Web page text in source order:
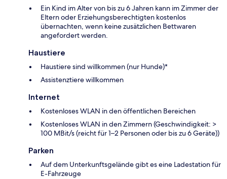
Ein Kind im Alter von bis zu 6 Jahren kann im Zimmer der
Eltern oder Erziehungsberechtigten kostenlos
übernachten, wenn keine zusätzlichen Bettwaren
angefordert werden.
Haustiere
Haustiere sind willkommen (nur Hunde)*
Assistenztiere willkommen
Internet
Kostenloses WLAN in den öffentlichen Bereichen
Kostenloses WLAN in den Zimmern (Geschwindigkeit: >
100 MBit/s (reicht für 1–2 Personen oder bis zu 6 Geräte))
Parken
Auf dem Unterkunftsgelände gibt es eine Ladestation für
E-Fahrzeuge